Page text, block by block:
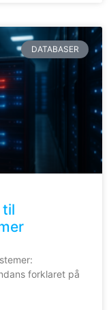
DATABASER
forklaret på